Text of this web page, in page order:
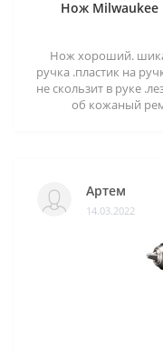
Нож Milwaukee
Нож хороший.
ручка .пластик на
не скользит в руке
об кожаный
Артем
14.03.2022